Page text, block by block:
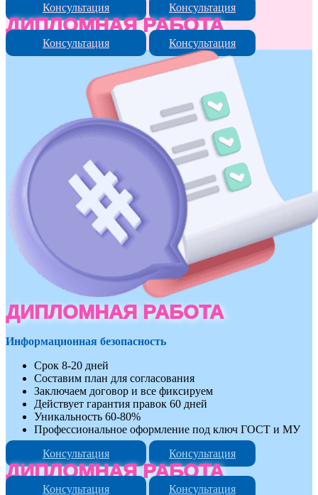
Консультация
Консультация
ДИПЛОМНАЯ РАБОТА
Консультация Консультация
ДИПЛОМНАЯ РАБОТА
Информационная безопасность
Срок 8-20 дней
Составим план для согласования
Заключаем договор и все фиксируем
Действует гарантия правок 60 дней
Уникальность 60-80%
Профессиональное оформление под ключ ГОСТ и МУ
Консультация
Консультация
ДИПЛОМНАЯ РАБОТА
Консультация Консультация